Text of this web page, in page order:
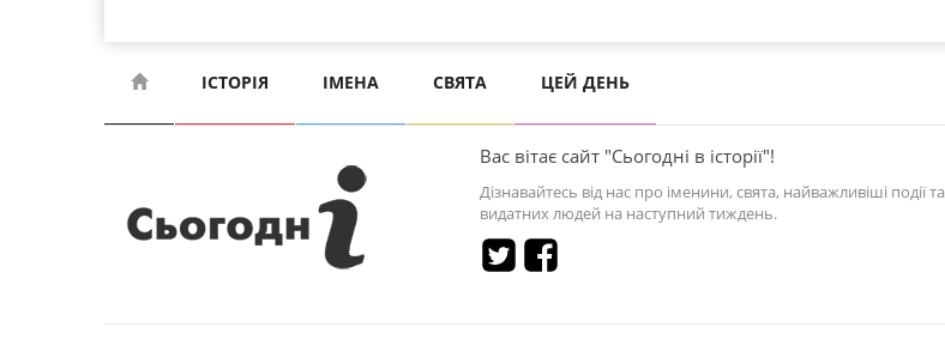
ІСТОРІЯ ІМЕНА СВЯТА ЦЕЙ ДЕНЬ
Вас вітає сайт "Сьогодні в історії"!
Дізнавайтесь від нас про іменини, свята, найважливіші події та
видатних людей на наступний тиждень.